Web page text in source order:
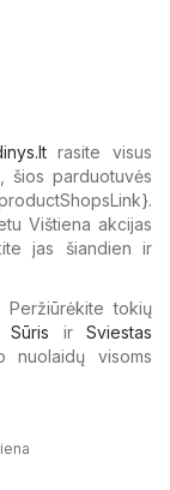
rasite visus
šios parduotuvės
Vištiena akcijas
jas šiandien ir
Peržiūrėkite tokių
,Sūris irSviestas
visoms